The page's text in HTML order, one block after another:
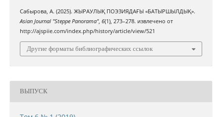
Сабырова, А. (2025). ЖЫРАУЛЫҚ ПОЭЗИЯДАҒЫ «БАТЫРШЫЛДЫҚ».
Asian Journal "Steppe Panorama", 6(1), 273–278. извлечено от
http://ajspiie.com/index.php/history/article/view/521
Другие форматы библиографических ссылок
ВЫПУСК